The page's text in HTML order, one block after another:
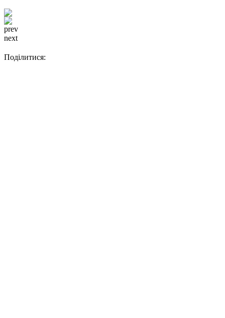
prev
next
Поділитися: